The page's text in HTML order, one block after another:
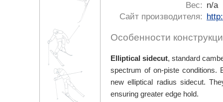
Вес:
n/a
Сайт производителя:
Особенности
Elliptical sidecut, standard
spectrum of on-piste conditions.
new elliptical radius sidecut.
ensuring greater edge hold.